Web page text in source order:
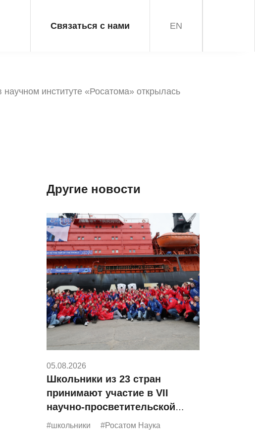
Связаться с нами EN
институте «Росатома» открылась
Другие новости
05.08.2026
Школьники из 23 стран
принимают участие в VII
научно-просветительской
экспедиции «Росатома»
#школьники #Росатом Наука